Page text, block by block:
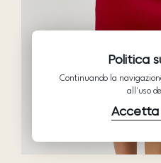
Politica
Continuando la
all'uso
Accetta